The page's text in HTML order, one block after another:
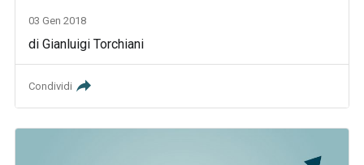
03 Gen 2018
di Gianluigi Torchiani
Condividi